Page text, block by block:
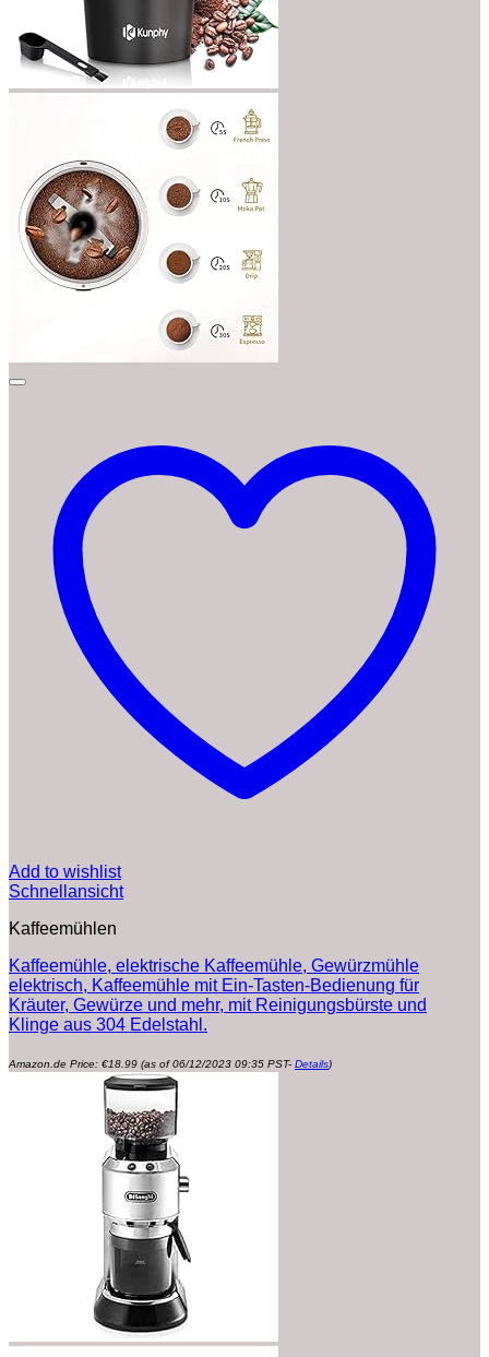
Add to wishlist
Schnellansicht
Kaffeemühlen
Kaffeemühle, elektrische Kaffeemühle, Gewürzmühle
elektrisch, Kaffeemühle mit Ein-Tasten-Bedienung für
Kräuter, Gewürze und mehr, mit Reinigungsbürste und
Klinge aus 304 Edelstahl.
Amazon.de Price: €18.99 (as of 06/12/2023 09:35 PST- Details)